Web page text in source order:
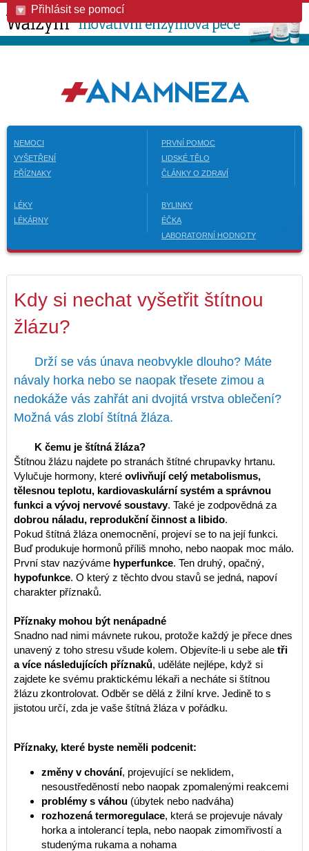
Přihlásit se pomocí
NEMOCI
VYŠETŘENÍ
PŘÍZNAKY
PRVNÍ POMOC
LIDSKÉ TĚLO
ČLÁNKY O ZDRAVÍ
LÉKY
LÉKÁRNY
BYLINKY
ÉČKA
LABORATORNÍ HODNOTY
Kdy si nechat vyšetřit štítnou
žlázu?
Drží se vás únava neobvykle dlouho? Máte
návaly horka nebo se naopak třesete zimou a
nedokáže vás zahřát ani dvojitá vrstva oblečení?
Možná vás zlobí štítná žláza.
K čemu je štítná žláza?
Štítnou žlázu najdete po stranách štítné chrupavky hrtanu.
Vylučuje hormony, které ovlivňují celý metabolismus,
tělesnou teplotu, kardiovaskulární systém a správnou
funkci a vývoj nervové soustavy. Také je zodpovědná za
dobrou náladu, reprodukční činnost a libido.
Pokud štítná žláza onemocnění, projeví se to na její funkci.
Buď produkuje hormonů příliš mnoho, nebo naopak moc málo.
První stav nazýváme hyperfunkce. Ten druhý, opačný,
hypofunkce. O který z těchto dvou stavů se jedná, napoví
charakter příznaků.
Příznaky mohou být nenápadné
Snadno nad nimi mávnete rukou, protože každý je přece dnes
unavený z toho stresu všude kolem. Objevíte-li u sebe ale tři
a více následujících příznaků, uděláte nejlépe, když si
zajdete ke svému praktickému lékaři a necháte si štítnou
žlázu zkontrolovat. Odběr se dělá z žilní krve. Jedině to s
jistotou určí, zda je vaše štítná žláza v pořádku.
Příznaky, které byste neměli podcenit:
změny v chování, projevující se neklidem,
nesoustředěností nebo naopak zpomalenými reakcemi
problémy s váhou (úbytek nebo nadváha)
rozhozená termoregulace, která se projevuje návaly
horka a intolerancí tepla, nebo naopak zimomřivostí a
studenýma rukama a nohama